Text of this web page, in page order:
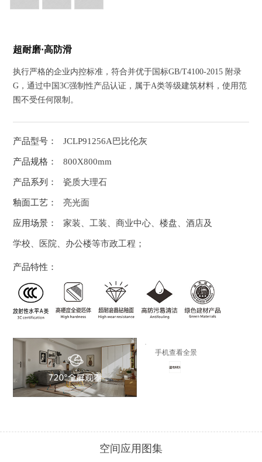
超耐磨·高防滑
执行严格的企业内控标准，符合并优于国标GB/T4100-2015 附录
G，通过中国3C强制性产品认证，属于A类等级建筑材料，使用范
围不受任何限制。
产品型号： JCLP91256A巴比伦灰
产品规格： 800X800mm
产品系列： 瓷质大理石
釉面工艺： 亮光面
应用场景： 家装、工装、商业中心、楼盘、酒店及
学校、医院、办公楼等市政工程；
产品特性：
手机查看全景
空间应用图集